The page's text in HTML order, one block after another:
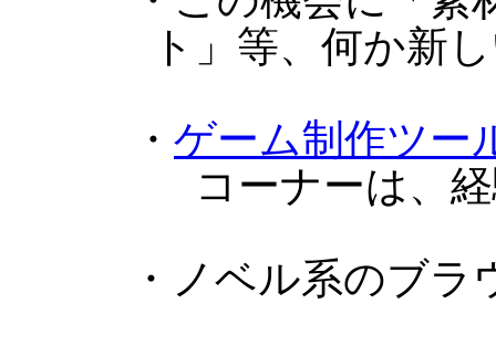
ト」等、何か新
・ ゲーム制作ツー
コーナーは、
・ノベル系のブ